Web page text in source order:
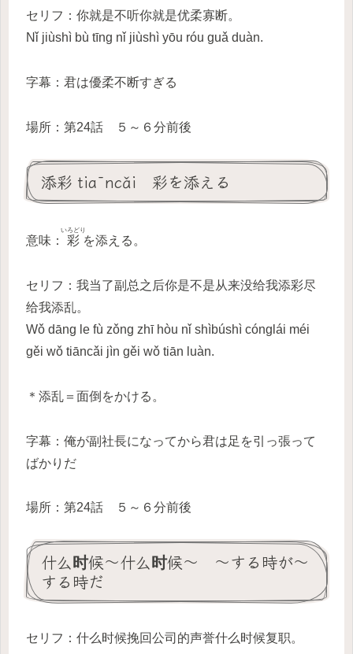
セリフ：你就是不听你就是优柔寡断。
Nǐ jiùshì bù tīng nǐ jiùshì yōu róu guǎ duàn.
字幕：君は優柔不断すぎる
場所：第24話 ５～６分前後
添彩 tiāncǎi 彩を添える
意味： 彩
いろどり
を添える。
セリフ：我当了副总之后你是不是从来没给我添彩尽
给我添乱。
Wǒ dāng le fù zǒng zhī hòu nǐ shìbúshì cónglái méi
gěi wǒ tiāncǎi jìn gěi wǒ tiān luàn.
＊添乱＝面倒をかける。
字幕：俺が副社長になってから君は足を引っ張って
ばかりだ
場所：第24話 ５～６分前後
什么时候～什么时候～ ～する時が～
する時だ
セリフ：什么时候挽回公司的声誉什么时候复职。